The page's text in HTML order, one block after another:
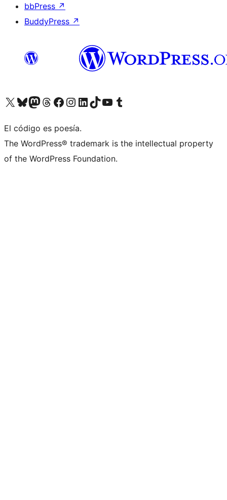
bbPress ↗
BuddyPress ↗
Visitá nuestra cuenta de X (anteriormente Twitter)
Visitá nuestra cuenta de Bluesky
Visitá nuestra cuenta de Mastodon
Visitá nuestra cuenta de Threads
Visitá nuestra página de Facebook
Visitá nuestra cuenta de Instagram
Visitá nuestra cuenta de LinkedIn
Visitá nuestra cuenta de TikTok
Visitá nuestro canal de YouTube
Visitá nuestra cuenta de Tumblr
El código es poesía.
The WordPress® trademark is the intellectual property
of the WordPress Foundation.